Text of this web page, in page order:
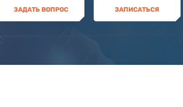
ЗАДАТЬ ВОПРОС ЗАПИСАТЬСЯ